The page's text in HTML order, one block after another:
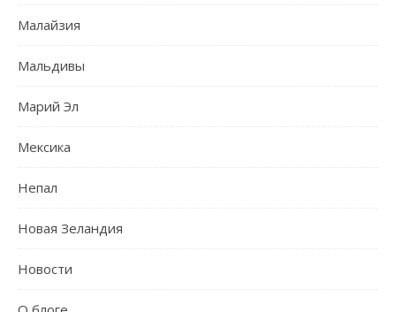
Малайзия
Мальдивы
Марий Эл
Мексика
Непал
Новая Зеландия
Новости